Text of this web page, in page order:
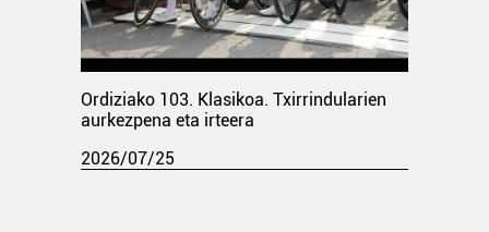
Ordiziako 103. Klasikoa. Txirrindularien
aurkezpena eta irteera
2026/07/25